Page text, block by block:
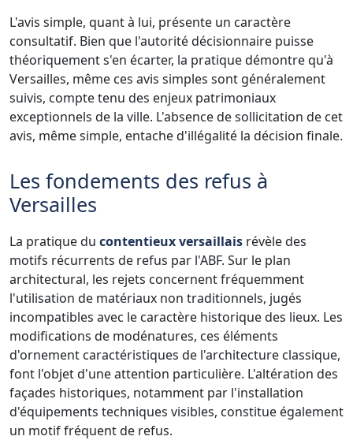
L'avis simple, quant à lui, présente un caractère
consultatif. Bien que l'autorité décisionnaire puisse
théoriquement s'en écarter, la pratique démontre qu'à
Versailles, même ces avis simples sont généralement
suivis, compte tenu des enjeux patrimoniaux
exceptionnels de la ville. L'absence de sollicitation de cet
avis, même simple, entache d'illégalité la décision finale.
Les fondements des refus à
Versailles
La pratique du contentieux versaillais révèle des
motifs récurrents de refus par l'ABF. Sur le plan
architectural, les rejets concernent fréquemment
l'utilisation de matériaux non traditionnels, jugés
incompatibles avec le caractère historique des lieux. Les
modifications de modénatures, ces éléments
d'ornement caractéristiques de l'architecture classique,
font l'objet d'une attention particulière. L'altération des
façades historiques, notamment par l'installation
d'équipements techniques visibles, constitue également
un motif fréquent de refus.